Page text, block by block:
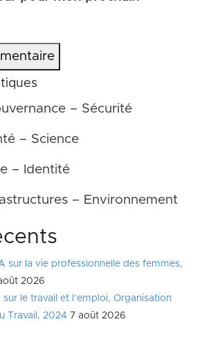
– Sécurité
– Science
– Identité
– Environnement
sur la vie professionnelle des femmes,
2026
sur le travail et l’emploi, Organisation
Travail, 2024 7 août 2026